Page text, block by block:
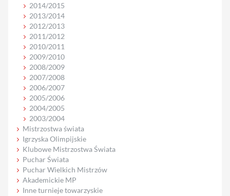
2014/2015
2013/2014
2012/2013
2011/2012
2010/2011
2009/2010
2008/2009
2007/2008
2006/2007
2005/2006
2004/2005
2003/2004
Mistrzostwa świata
Igrzyska Olimpijskie
Klubowe Mistrzostwa Świata
Puchar Świata
Puchar Wielkich Mistrzów
Akademickie MP
Inne turnieje towarzyskie